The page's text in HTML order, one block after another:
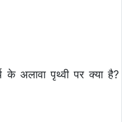
अलावा पृथ्वी पर क्या है?